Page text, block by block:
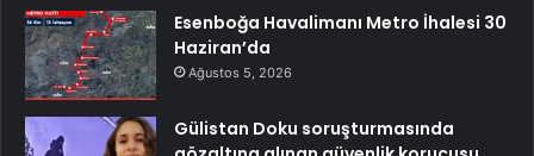
Esenboğa Havalimanı Metro İhalesi 30
Haziran’da
Ağustos 5, 2026
Gülistan Doku soruşturmasında